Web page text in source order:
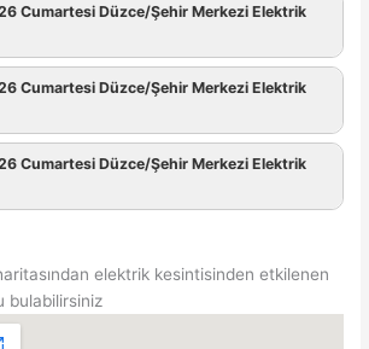
Cumartesi Düzce/Şehir Merkezi Elektrik
Cumartesi Düzce/Şehir Merkezi Elektrik
Cumartesi Düzce/Şehir Merkezi Elektrik
elektrik kesintisinden etkilenen
bulabilirsiniz